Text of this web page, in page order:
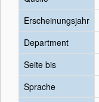
Erscheinungsjahr
Department
Seite bis
Sprache